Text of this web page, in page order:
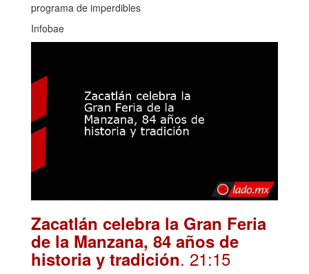
programa de imperdibles
Infobae
Zacatlán celebra la Gran Feria
de la Manzana, 84 años de
historia y tradición. 21:15